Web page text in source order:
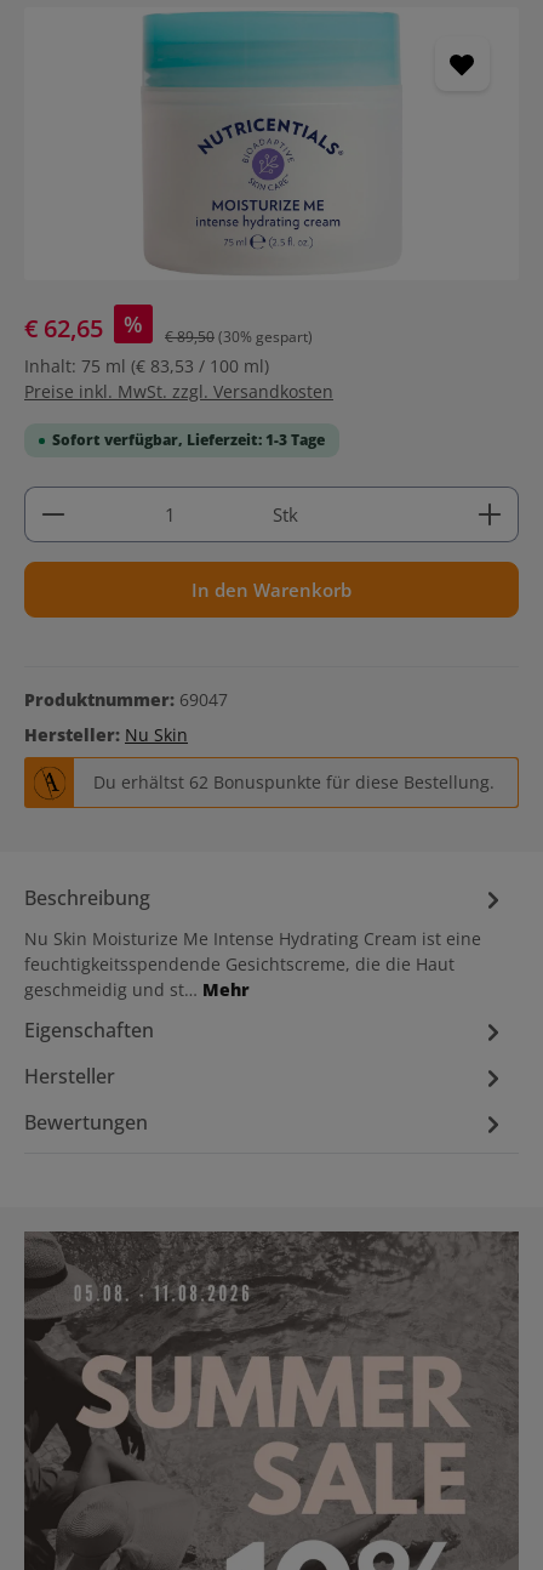
Bildergalerie überspringen
€ 62,65 % € 89,50(30% gespart)
Inhalt: 75 ml (€ 83,53 / 100 ml)
Preise inkl. MwSt. zzgl. Versandkosten
Sofort verfügbar, Lieferzeit: 1-3 Tage
Produkt Anzahl: Gib den gewünschten Wert ein
Stk
In den Warenkorb
Produktnummer: 69047
Hersteller: Nu Skin
Du erhältst 62 Bonuspunkte für diese Bestellung.
Beschreibung
Nu Skin Moisturize Me Intense Hydrating Cream ist eine
feuchtigkeitsspendende Gesichtscreme, die die Haut
geschmeidig und st… Mehr
Eigenschaften
Hersteller
Bewertungen